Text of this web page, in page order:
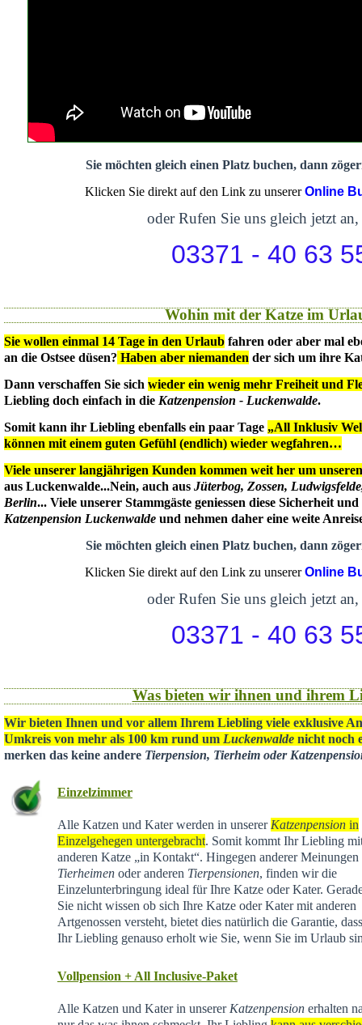
Sie möchten gleich einen Platz buchen, dann
Klicken Sie direkt auf den Link zu unsererOnline
oder Rufen Sie uns gleich jetzt an,
03371 - 40 63
Wohin mit der Katze im
Sie wollen einmal 14 Tage in den Urlaub fahren oder aber mal
an die Ostsee düsen? Haben aber niemanden der sich um ihre
Dann verschaffen Sie sich wieder ein wenig mehr Freiheit und
Liebling doch einfach in die Katzenpension - Luckenwalde.
Somit kann ihr Liebling ebenfalls ein paar Tage „All Inklusiv
können mit einem guten Gefühl (endlich) wieder wegfahren…
Viele unserer langjährigen Kunden kommen weit her um
aus Luckenwalde...Nein, auch aus Jüterbog, Zossen,
Berlin... Viele unserer Stammgäste geniessen diese Sicherheit
Katzenpension Luckenwalde und nehmen daher eine weite
Sie möchten gleich einen Platz buchen, dann
Klicken Sie direkt auf den Link zu unsererOnline
oder Rufen Sie uns gleich jetzt an,
03371 - 40 63
Was bieten wir ihnen und ihrem
Wir bieten Ihnen und vor allem Ihrem Liebling viele exklusive
Umkreis von mehr als 100 km rund um Luckenwalde nicht noch
merken das keine andere Tierpension, Tierheim oder
Einzelzimmer
Alle Katzen und Kater werden in unserer Katzenpensionin
Einzelgehegen untergebracht. Somit kommt Ihr Liebling
anderen Katze „in Kontakt“. Hingegen anderer Meinungen
Tierheimenoder anderen Tierpensionen, finden wir die
Einzelunterbringung ideal für Ihre Katze oder Kater.
Sie nicht wissen ob sich Ihre Katze oder Kater mit anderen
Artgenossen versteht, bietet dies natürlich die Garantie,
Ihr Liebling genauso erholt wie Sie, wenn Sie im Urlaub
Vollpension + All Inclusive-Paket
Alle Katzen und Kater in unserer Katzenpensionerhalten